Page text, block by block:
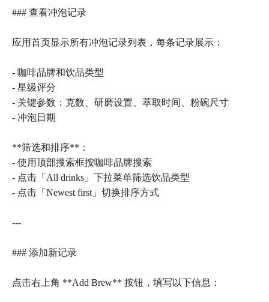
### 查看冲泡记录
应用首页显示所有冲泡记录列表，每条记录展示：
- 咖啡品牌和饮品类型
- 星级评分
- 关键参数：克数、研磨设置、萃取时间、粉碗尺寸
- 冲泡日期
**筛选和排序**：
- 使用顶部搜索框按咖啡品牌搜索
- 点击「All drinks」下拉菜单筛选饮品类型
- 点击「Newest first」切换排序方式
---
### 添加新记录
点击右上角 **Add Brew** 按钮，填写以下信息：